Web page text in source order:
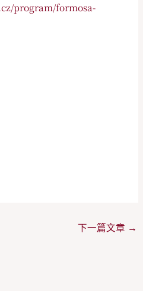
program/formosa-
下一篇文章 →